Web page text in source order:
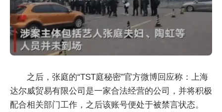
之后，张庭的“TST庭秘密”官方微博回应称：上海
达尔威贸易有限公司是一家合法经营的公司，并将积极
配合相关部门工作，之后该账号便处于被禁言状态。